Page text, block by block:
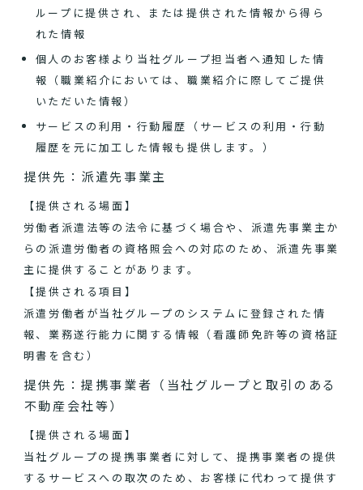
ループに提供され、または提供された情報から得ら
れた情報
個人のお客様より当社グループ担当者へ通知した情
報（職業紹介においては、職業紹介に際してご提供
いただいた情報）
サービスの利用・行動履歴（サービスの利用・行動
履歴を元に加工した情報も提供します。）
提供先：派遣先事業主
【提供される場面】
労働者派遣法等の法令に基づく場合や、派遣先事業主か
らの派遣労働者の資格照会への対応のため、派遣先事業
主に提供することがあります。
【提供される項目】
派遣労働者が当社グループのシステムに登録された情
報、業務遂行能力に関する情報（看護師免許等の資格証
明書を含む）
提供先：提携事業者（当社グループと取引のある
不動産会社等）
【提供される場面】
当社グループの提携事業者に対して、提携事業者の提供
するサービスへの取次のため、お客様に代わって提供す